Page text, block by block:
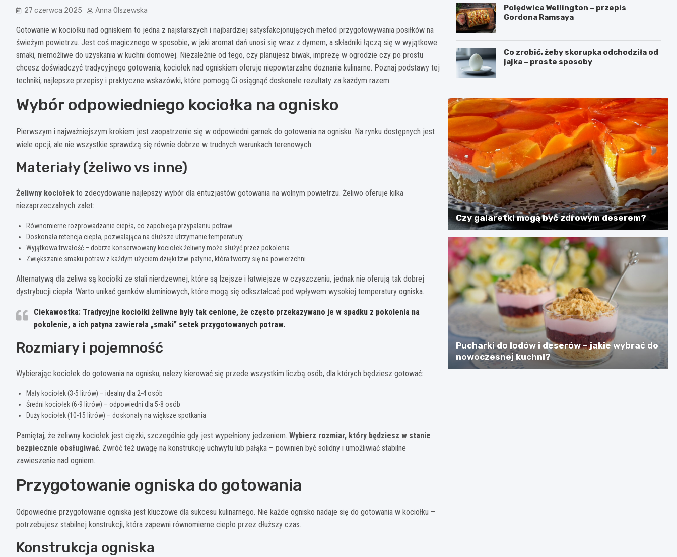
27 czerwca 2025 Anna Olszewska
Gotowanie w kociołku nad ogniskiem to jedna z najstarszych i najbardziej satysfakcjonujących metod przygotowywania posiłków na
świeżym powietrzu. Jest coś magicznego w sposobie, w jaki aromat dań unosi się wraz z dymem, a składniki łączą się w wyjątkowe
smaki, niemożliwe do uzyskania w kuchni domowej. Niezależnie od tego, czy planujesz biwak, imprezę w ogrodzie czy po prostu
chcesz doświadczyć tradycyjnego gotowania, kociołek nad ogniskiem oferuje niepowtarzalne doznania kulinarne. Poznaj podstawy tej
techniki, najlepsze przepisy i praktyczne wskazówki, które pomogą Ci osiągnąć doskonałe rezultaty za każdym razem.
Wybór odpowiedniego kociołka na ognisko
Pierwszym i najważniejszym krokiem jest zaopatrzenie się w odpowiedni garnek do gotowania na ognisku. Na rynku dostępnych jest
wiele opcji, ale nie wszystkie sprawdzą się równie dobrze w trudnych warunkach terenowych.
Materiały (żeliwo vs inne)
Żeliwny kociołek to zdecydowanie najlepszy wybór dla entuzjastów gotowania na wolnym powietrzu. Żeliwo oferuje kilka
niezaprzeczalnych zalet:
Równomierne rozprowadzanie ciepła, co zapobiega przypalaniu potraw
Doskonała retencja ciepła, pozwalająca na dłuższe utrzymanie temperatury
Wyjątkowa trwałość – dobrze konserwowany kociołek żeliwny może służyć przez pokolenia
Zwiększanie smaku potraw z każdym użyciem dzięki tzw. patynie, która tworzy się na powierzchni
Alternatywą dla żeliwa są kociołki ze stali nierdzewnej, które są lżejsze i łatwiejsze w czyszczeniu, jednak nie oferują tak dobrej
dystrybucji ciepła. Warto unikać garnków aluminiowych, które mogą się odkształcać pod wpływem wysokiej temperatury ogniska.
Ciekawostka: Tradycyjne kociołki żeliwne były tak cenione, że często przekazywano je w spadku z pokolenia na
pokolenie, a ich patyna zawierała „smaki” setek przygotowanych potraw.
Rozmiary i pojemność
Wybierając kociołek do gotowania na ognisku, należy kierować się przede wszystkim liczbą osób, dla których będziesz gotować:
Mały kociołek (3-5 litrów) – idealny dla 2-4 osób
Średni kociołek (6-9 litrów) – odpowiedni dla 5-8 osób
Duży kociołek (10-15 litrów) – doskonały na większe spotkania
Pamiętaj, że żeliwny kociołek jest ciężki, szczególnie gdy jest wypełniony jedzeniem. Wybierz rozmiar, który będziesz w stanie
bezpiecznie obsługiwać. Zwróć też uwagę na konstrukcję uchwytu lub pałąka – powinien być solidny i umożliwiać stabilne
zawieszenie nad ogniem.
Przygotowanie ogniska do gotowania
Odpowiednie przygotowanie ogniska jest kluczowe dla sukcesu kulinarnego. Nie każde ognisko nadaje się do gotowania w kociołku –
potrzebujesz stabilnej konstrukcji, która zapewni równomierne ciepło przez dłuższy czas.
Konstrukcja ogniska
Polędwica Wellington – przepis
Gordona Ramsaya
Co zrobić, żeby skorupka odchodziła od
jajka – proste sposoby
Czy galaretki mogą być zdrowym deserem?
Pucharki do lodów i deserów – jakie wybrać do
nowoczesnej kuchni?